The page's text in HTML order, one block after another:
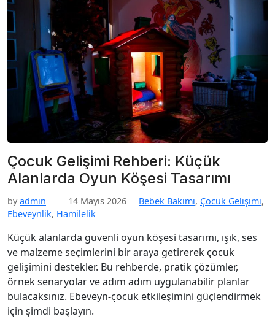
Çocuk Gelişimi Rehberi: Küçük
Alanlarda Oyun Köşesi Tasarımı
by admin 14 Mayıs 2026 Bebek Bakımı, Çocuk Gelişimi,
Ebeveynlik, Hamilelik
Küçük alanlarda güvenli oyun köşesi tasarımı, ışık, ses
ve malzeme seçimlerini bir araya getirerek çocuk
gelişimini destekler. Bu rehberde, pratik çözümler,
örnek senaryolar ve adım adım uygulanabilir planlar
bulacaksınız. Ebeveyn-çocuk etkileşimini güçlendirmek
için şimdi başlayın.